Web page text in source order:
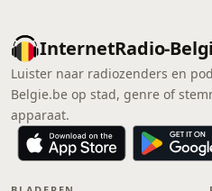
InternetRadio-
Luister naar radiozenders en
Belgie.be op stad, genre of
apparaat.